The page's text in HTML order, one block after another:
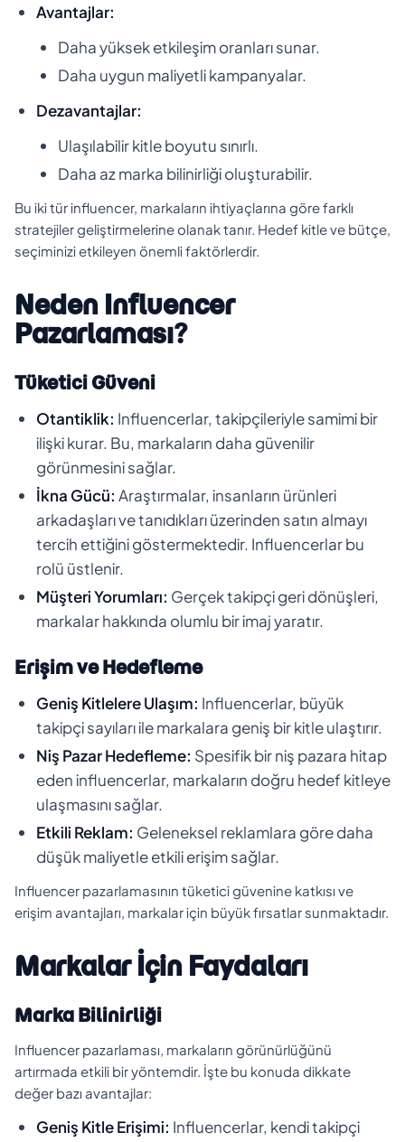
Avantajlar:
Daha yüksek etkileşim oranları sunar.
Daha uygun maliyetli kampanyalar.
Dezavantajlar:
Ulaşılabilir kitle boyutu sınırlı.
Daha az marka bilinirliği oluşturabilir.
Bu iki tür influencer, markaların ihtiyaçlarına göre farklı
stratejiler geliştirmelerine olanak tanır. Hedef kitle ve bütçe,
seçiminizi etkileyen önemli faktörlerdir.
Neden Influencer
Pazarlaması?
Tüketici Güveni
Otantiklik: Influencerlar, takipçileriyle samimi bir
ilişki kurar. Bu, markaların daha güvenilir
görünmesini sağlar.
İkna Gücü: Araştırmalar, insanların ürünleri
arkadaşları ve tanıdıkları üzerinden satın almayı
tercih ettiğini göstermektedir. Influencerlar bu
rolü üstlenir.
Müşteri Yorumları: Gerçek takipçi geri dönüşleri,
markalar hakkında olumlu bir imaj yaratır.
Erişim ve Hedefleme
Geniş Kitlelere Ulaşım: Influencerlar, büyük
takipçi sayıları ile markalara geniş bir kitle ulaştırır.
Niş Pazar Hedefleme: Spesifik bir niş pazara hitap
eden influencerlar, markaların doğru hedef kitleye
ulaşmasını sağlar.
Etkili Reklam: Geleneksel reklamlara göre daha
düşük maliyetle etkili erişim sağlar.
Influencer pazarlamasının tüketici güvenine katkısı ve
erişim avantajları, markalar için büyük fırsatlar sunmaktadır.
Markalar İçin Faydaları
Marka Bilinirliği
Influencer pazarlaması, markaların görünürlüğünü
artırmada etkili bir yöntemdir. İşte bu konuda dikkate
değer bazı avantajlar:
Geniş Kitle Erişimi: Influencerlar, kendi takipçi